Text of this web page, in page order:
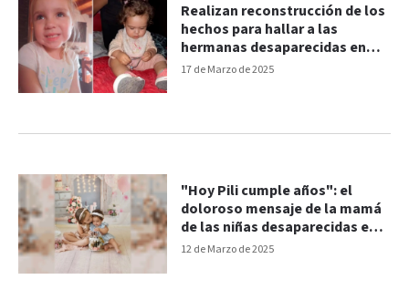
17 de Marzo de 2025
Realizan reconstrucción de los
hechos para hallar a las
hermanas desaparecidas en
Bahía Blanca
12 de Marzo de 2025
"Hoy Pili cumple años": el
doloroso mensaje de la mamá
de las niñas desaparecidas en
Bahía Blanca